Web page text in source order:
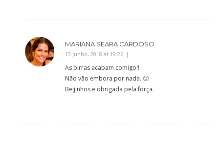
MARIANA SEARA CARDOSO
13 Junho, 2018 at 19:26
As birras acabam comigo!!
Não vão embora por nada. 🙁
Beijinhos e obrigada pela força.